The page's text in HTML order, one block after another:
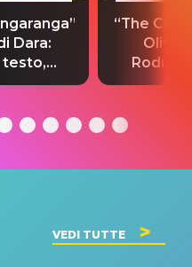
Dara:
testo,
e
singolo
“The
Olivia
testo,
VEDI TUTTE